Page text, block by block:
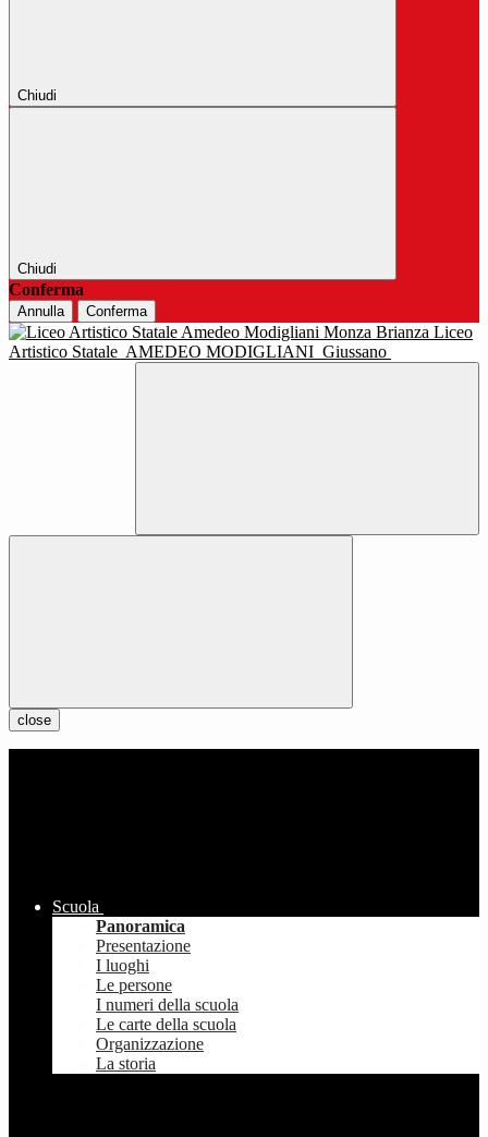
Chiudi
Chiudi
Conferma
Annulla Conferma
Liceo
Artistico Statale AMEDEO MODIGLIANI Giussano
close
Scuola
Panoramica
Presentazione
I luoghi
Le persone
I numeri della scuola
Le carte della scuola
Organizzazione
La storia